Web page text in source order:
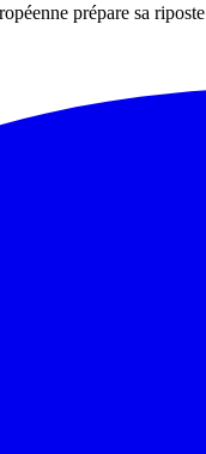
prépare sa